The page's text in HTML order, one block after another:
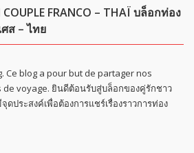
COUPLE FRANCO – THAÏ บล็อกท่อง
ส – ไทย
Ce blog a pour but de partager nos
de voyage. ยินดีต้อนรับสู่บล็อกของคู่รักชาว
ดประสงค์เพื่อต้องการแชร์เรื่องราวการท่อง